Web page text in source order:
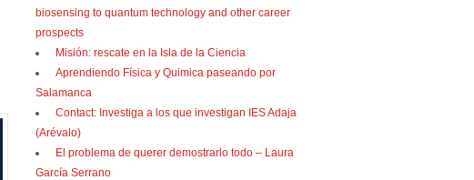
biosensing to quantum technology and other career
prospects
Misión: rescate en la Isla de la Ciencia
Aprendiendo Física y Quimica paseando por
Salamanca
Contact: Investiga a los que investigan IES Adaja
(Arévalo)
El problema de querer demostrarlo todo – Laura
García Serrano